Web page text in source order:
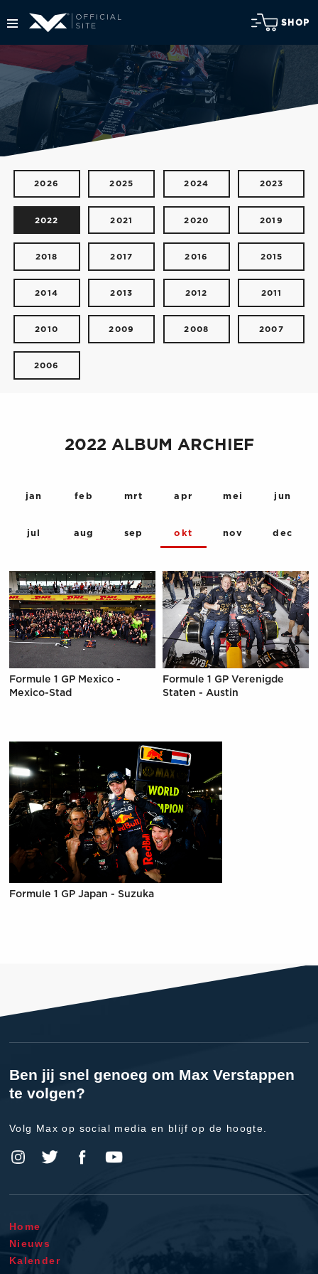
SHOP
2026 2025 2024 2023
2022 2021 2020 2019
2018 2017 2016 2015
2014 2013 2012 2011
2010 2009 2008 2007
2006
2022 ALBUM ARCHIEF
jan feb mrt apr mei jun
jul aug sep okt nov dec
Formule 1 GP Mexico -
Mexico-Stad
Formule 1 GP Verenigde
Staten - Austin
Formule 1 GP Japan - Suzuka
Ben jij snel genoeg om Max Verstappen
te volgen?
Volg Max op social media en blijf op de hoogte.
Home
Nieuws
Kalender